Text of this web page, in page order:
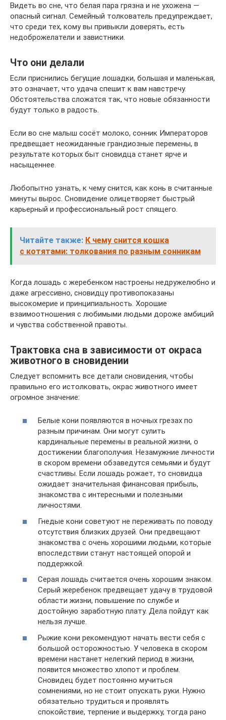
Видеть во сне, что белая пара грязна и не ухожена —
опасный сигнал. Семейный толкователь предупреждает,
что среди тех, кому вы привыкли доверять, есть
недоброжелатели и завистники.
Что они делали
Если приснились бегущие лошадки, большая и маленькая,
это означает, что удача спешит к вам навстречу.
Обстоятельства сложатся так, что новые обязанности
будут только в радость.
Если во сне малыш сосёт молоко, сонник Императоров
предвещает неожиданные грандиозные перемены, в
результате которых быт сновидца станет ярче и
насыщеннее.
Любопытно узнать, к чему снится, как конь в считанные
минуты вырос. Сновидение олицетворяет быстрый
карьерный и профессиональный рост спящего.
Читайте также: К чему снится кошка
с котятами: толкования по разным сонникам
Когда лошадь с жеребенком настроены недружелюбно и
даже агрессивно, сновидцу противопоказаны
высокомерие и принципиальность. Хорошие
взаимоотношения с любимыми людьми дороже амбиций
и чувства собственной правоты.
Трактовка сна в зависимости от окраса
животного в сновидении
Следует вспомнить все детали сновидения, чтобы
правильно его истолковать, окрас животного имеет
огромное значение:
Белые кони появляются в ночных грезах по
разным причинам. Они могут сулить
кардинальные перемены в реальной жизни, о
достижении благополучия. Незамужние личности
в скором времени обзаведутся семьями и будут
счастливы. Если лошадь рожает, то сновидца
ожидает значительная финансовая прибыль,
знакомства с интересными и полезными
личностями.
Гнедые кони советуют не переживать по поводу
отсутствия близких друзей. Они предвещают
знакомства с очень хорошими людьми, которые
впоследствии станут настоящей опорой и
поддержкой.
Серая лошадь считается очень хорошим знаком.
Серый жеребенок предвещает удачу в трудовой
области жизни, повышение по службе и
достойную заработную плату. Дела пойдут как
нельзя лучше.
Рыжие кони рекомендуют начать вести себя с
большой осторожностью. У человека в скором
времени настанет нелегкий период в жизни,
появится множество хлопот и проблем.
Сновидец будет постоянно мучиться
сомнениями, но не стоит опускать руки. Нужно
обязательно трудиться и проявлять
спокойствие, терпение и выдержку, тогда рано